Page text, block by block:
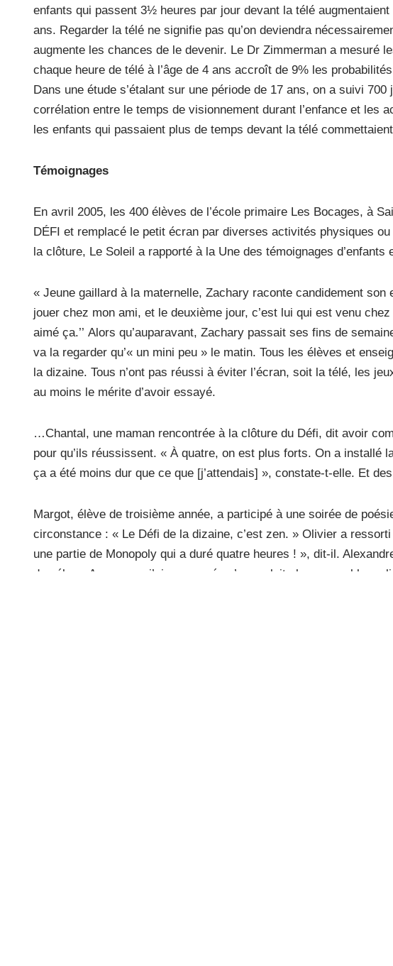
enfants qui passent 3½ heures par jour devant la télé
ans. Regarder la télé ne signifie pas qu’on deviendra
augmente les chances de le devenir. Le Dr Zimmerman a mesuré
chaque heure de télé à l’âge de 4 ans accroît de 9% les
Dans une étude s’étalant sur une période de 17 ans, on a suivi
corrélation entre le temps de visionnement durant l’enfance et les
les enfants qui passaient plus de temps devant la télé
Témoignages
En avril 2005, les 400 élèves de l’école primaire Les Bocages, à
DÉFI et remplacé le petit écran par diverses activités physiques
la clôture, Le Soleil a rapporté à la Une des témoignages d’enfants
« Jeune gaillard à la maternelle, Zachary raconte candidement son
jouer chez mon ami, et le deuxième jour, c’est lui qui est venu
aimé ça.’’ Alors qu’auparavant, Zachary passait ses fins de
va la regarder qu’« un mini peu » le matin. Tous les élèves et
la dizaine. Tous n’ont pas réussi à éviter l’écran, soit la télé, les
au moins le mérite d’avoir essayé.
…Chantal, une maman rencontrée à la clôture du Défi, dit avoir
pour qu’ils réussissent. « À quatre, on est plus forts. On a installé
ça a été moins dur que ce que [j’attendais] », constate-t-elle. Et
Margot, élève de troisième année, a participé à une soirée de
circonstance : « Le Défi de la dizaine, c’est zen. » Olivier a
une partie de Monopoly qui a duré quatre heures ! », dit-il.
de vélo. « Au souper, j’ai remarqué qu’on parlait plus ensemble au